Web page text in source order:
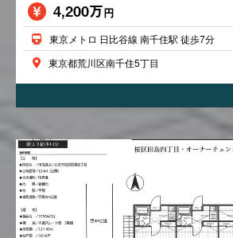
4,200万円
東京メトロ 日比谷線 南千住駅 徒歩7分
東京都荒川区南千住5丁目